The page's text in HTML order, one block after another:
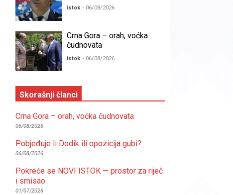
istok - 06/08/2026
Crna Gora – orah, voćka
čudnovata
istok - 06/08/2026
Skorašnji članci
Crna Gora – orah, voćka čudnovata
06/08/2026
Pobjeđuje li Dodik ili opozicija gubi?
06/08/2026
Pokreće se NOVI ISTOK — prostor za riječ
i smisao
01/07/2026